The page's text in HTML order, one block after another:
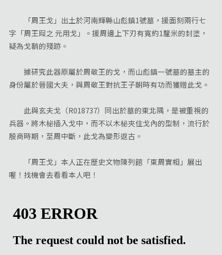
「周王戈」出土於河南輝縣山彪鎮1號墓，援面刻兩行七
字「周王叚之 元用戈」。援周邊上下刃有寬約1釐米的封塗，
疑為戈鞘的殘跡。
據研究此器原屬於周敬王的戈，而山彪鎮一號墓的墓主的
身份屬於晉國大夫，與周敬王對抗王子朝時有功而獲贈此戈。
此與玄夫戈（R018737）同出於墓的東北隅，是被重視的
兵器。將木柲插入戈中，而不以木柲夾住戈內的型制，流行於
殷商時期，至周中斷，此戈為變形返古。
「周王戈」本人正在歷史文物陳列館「東周實相」展出
喔！找機會去看看本人吧！